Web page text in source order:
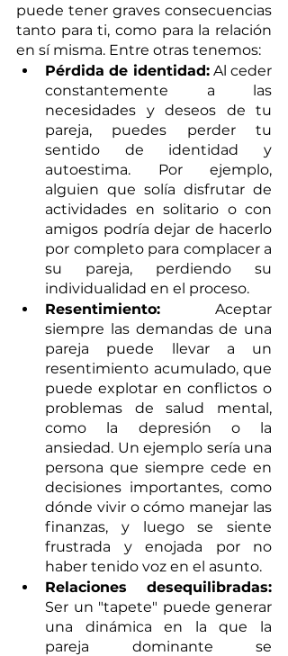
puede tener graves consecuencias
tanto para ti, como para la relación
en sí misma. Entre otras tenemos:
Pérdida de identidad: Al ceder
constantemente a las
necesidades y deseos de tu
pareja, puedes perder tu
sentido de identidad y
autoestima. Por ejemplo,
alguien que solía disfrutar de
actividades en solitario o con
amigos podría dejar de hacerlo
por completo para complacer a
su pareja, perdiendo su
individualidad en el proceso.
Resentimiento: Aceptar
siempre las demandas de una
pareja puede llevar a un
resentimiento acumulado, que
puede explotar en conflictos o
problemas de salud mental,
como la depresión o la
ansiedad. Un ejemplo sería una
persona que siempre cede en
decisiones importantes, como
dónde vivir o cómo manejar las
finanzas, y luego se siente
frustrada y enojada por no
haber tenido voz en el asunto.
Relaciones desequilibradas:
Ser un "tapete" puede generar
una dinámica en la que la
pareja dominante se